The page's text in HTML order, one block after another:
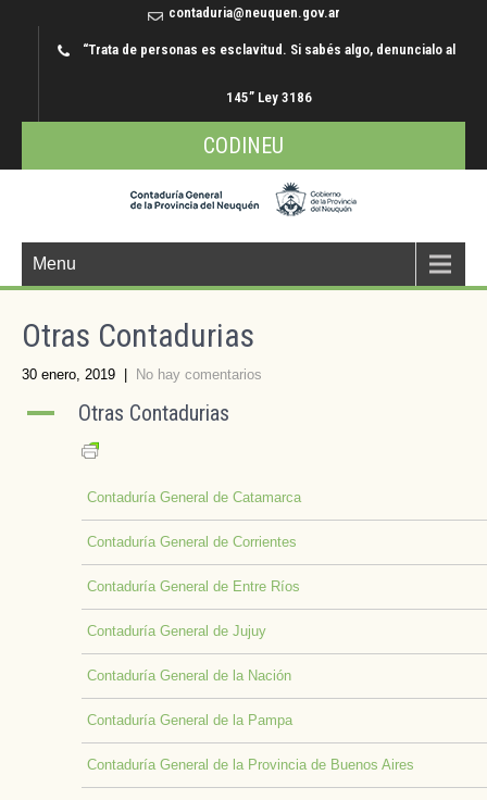
contaduria@neuquen.gov.ar
“Trata de personas es esclavitud. Si sabés algo, denuncialo al
145” Ley 3186
CODINEU
Menu
Otras Contadurias
30 enero, 2019 No hay comentarios
A Otras Contadurias
Contaduría General de Catamarca
Contaduría General de Corrientes
Contaduría General de Entre Ríos
Contaduría General de Jujuy
Contaduría General de la Nación
Contaduría General de la Pampa
Contaduría General de la Provincia de Buenos Aires